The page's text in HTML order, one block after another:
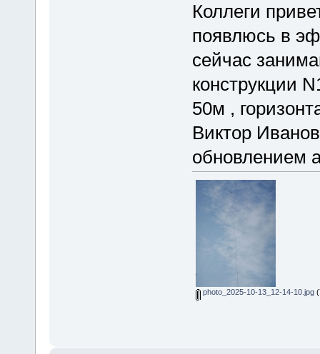
Коллеги
появлюсь в
сейчас
конструкции
50м ,
Виктор
обновлением
photo_2025-10-13_12-14-10.jpg